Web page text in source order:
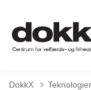
DokkX